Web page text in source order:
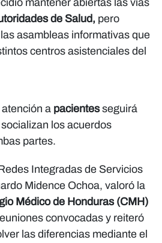
de Salud, pero
asambleas informativas que
centros asistenciales del
a pacientesseguirá
los acuerdos
partes.
Integradas de Servicios
Midence Ochoa, valoró la
Médico de Honduras (CMH)
convocadas y reiteró
las diferencias mediante el